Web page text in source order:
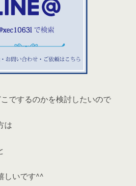
でするのかを検討したいので
は
しいです^^